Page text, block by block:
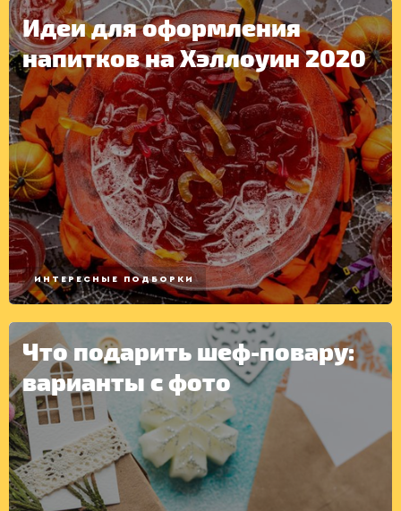
Идеи для оформления
напитков на Хэллоуин 2020
ИНТЕРЕСНЫЕ ПОДБОРКИ
Что подарить шеф-повару:
варианты с фото